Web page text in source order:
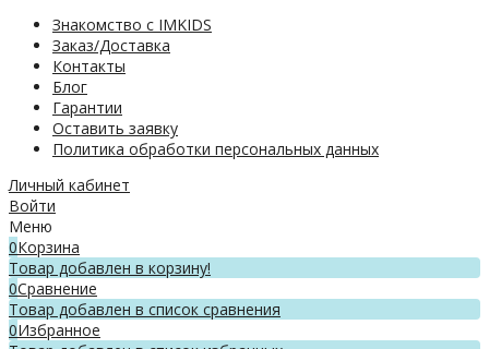
Знакомство с IMKIDS
Заказ/Доставка
Контакты
Блог
Гарантии
Оставить заявку
Политика обработки персональных данных
Личный кабинет
Войти
Меню
0Корзина
Товар добавлен в корзину!
0Сравнение
Товар добавлен в список сравнения
0Избранное